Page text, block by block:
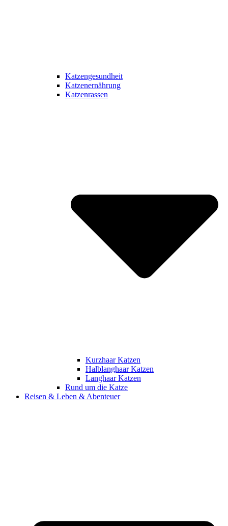
Katzengesundheit
Katzenernährung
Katzenrassen
Kurzhaar Katzen
Halblanghaar Katzen
Langhaar Katzen
Rund um die Katze
Reisen & Leben & Abenteuer